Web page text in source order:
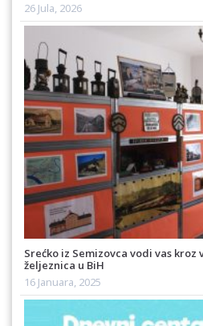
26 Jula, 2026
Srećko iz Semizovca vodi vas
željeznica u BiH
16 Januara, 2025